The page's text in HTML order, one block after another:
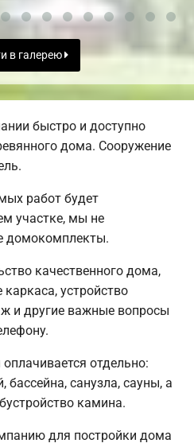
в галерею
быстро и доступно
дома. Сооружение
работ будет
участке, мы не
домокомплекты.
качественного дома,
устройство
и другие важные вопросы
отдельно:
бассейна, санузла, сауны, а
камина.
для постройки дома